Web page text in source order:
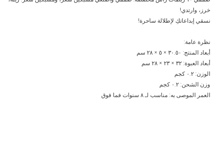
خرز، وارتدي!
نسقي إبداعاتكِ لإطلالة ساحرة!
نظرة عامة:
أبعاد المنتج: ٣٠.٥٠ × ٥ × ٢٨ سم
أبعاد العبوة: ٣٢ × ٢٣ × ٢٨ سم
الوزن: ٠.٢ كجم
وزن الشحن: ٠.٢ كجم
العمر الموصى به: مناسب لـ ٨ سنوات فما فوق